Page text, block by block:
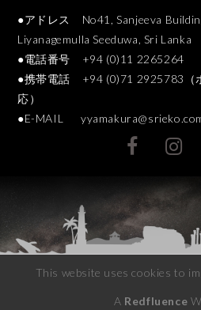
●アドレス No41, Sanjeeva
Liyanagemulla Seeduwa, Sri Lanka
●電話番号 +94 (0)11 2265264
●携帯電話 +94 (0)71 2925783（
応）
●E-MAIL
This website uses cookies to
A Redfluence